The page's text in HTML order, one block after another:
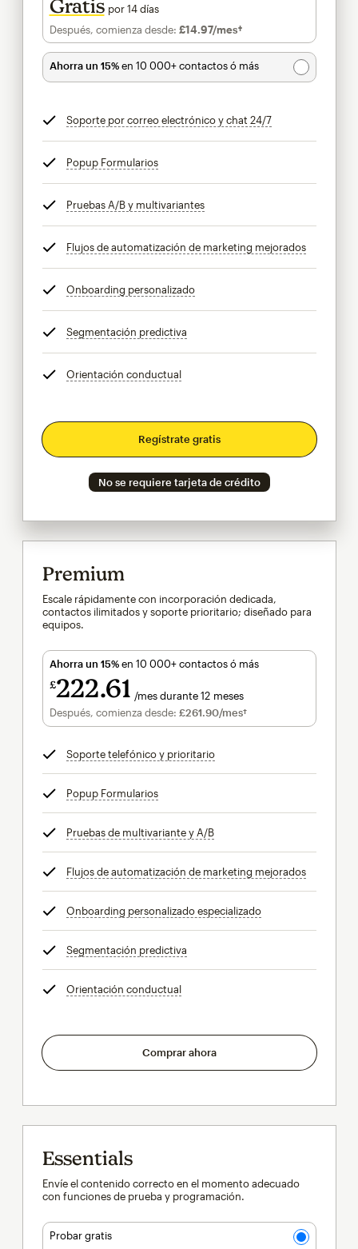
Gratis por 14 días
Después, comienza desde: £14.97/mes†al mes†
Ahorra un 15%en 10 000+ contactos ó más
Soporte por correo electrónico y chat 24/7info
Popup Formulariosinfo
Pruebas A/B y multivariantesinfo
Flujos de automatización de marketing mejoradosinfo
Onboarding personalizadoinfo
Segmentación predictiva
Orientación conductualinfo
Regístrate gratis
No se requiere tarjeta de crédito
Premium
Escale rápidamente con incorporación dedicada,
contactos ilimitados y soporte prioritario; diseñado para
equipos.
Ahorra un 15%en 10 000+ contactos ó más
£222 61 /mes durante 12 meses
£222.61al mes durante 12 meses
Después, comienza desde: £261.90/mes†al mes†
Soporte telefónico y prioritarioinfo
Popup Formulariosinfo
Pruebas de multivariante y A/Binfo
Flujos de automatización de marketing mejoradosinfo
Onboarding personalizado especializadoinfo
Segmentación predictiva
Orientación conductualinfo
Comprar ahora
Essentials
Envíe el contenido correcto en el momento adecuado
con funciones de prueba y programación.
Probar gratis